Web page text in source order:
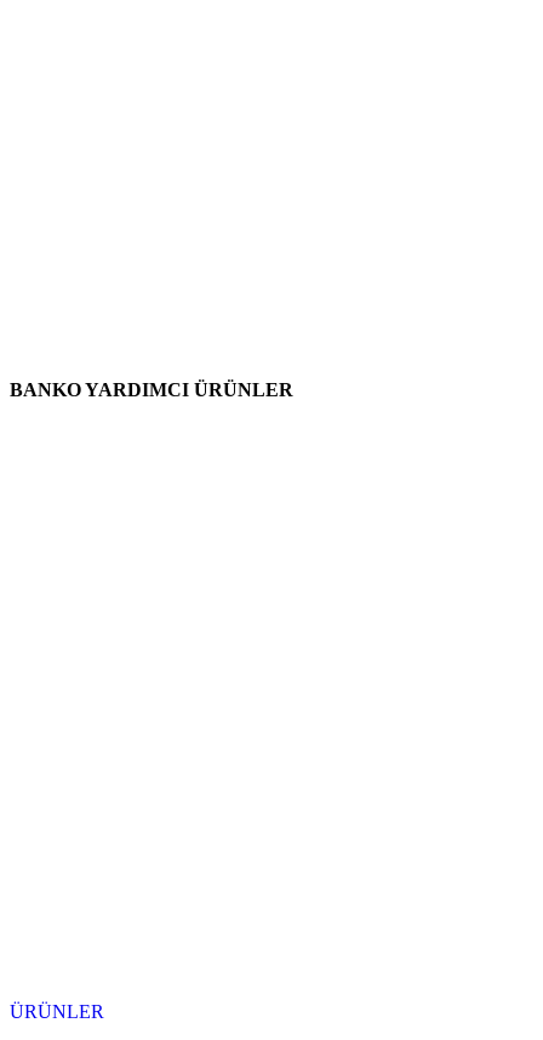
BANKO YARDIMCI ÜRÜNLER
ÜRÜNLER